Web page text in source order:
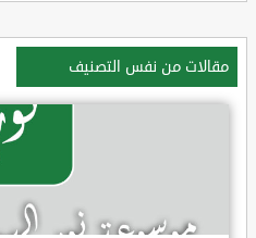
مقالات من نفس التصنيف